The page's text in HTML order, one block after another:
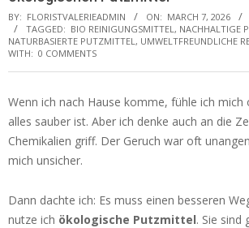
BY: FLORISTVALERIEADMIN ON: MARCH 7, 2026
TAGGED: BIO REINIGUNGSMITTEL, NACHHALTIGE
NATURBASIERTE PUTZMITTEL, UMWELTFREUNDLICHE
WITH: 0 COMMENTS
Wenn ich nach Hause komme, fühle ich
alles sauber ist. Aber ich denke auch an die
Chemikalien griff. Der Geruch war oft
mich unsicher.
Dann dachte ich: Es muss einen besseren
nutze ich ökologische Putzmittel. Sie sind